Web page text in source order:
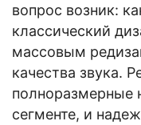
вопрос возник:
классический
массовым
качества звука.
полноразмерные
сегменте, и